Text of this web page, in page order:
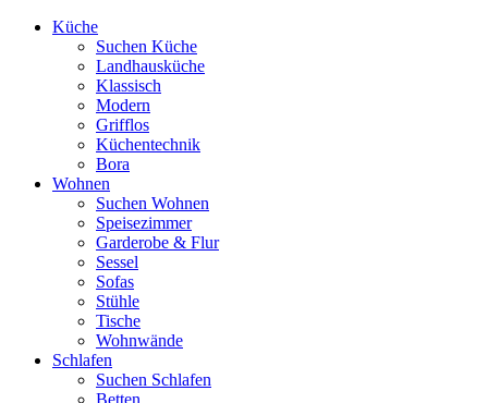
Küche
Suchen Küche
Landhausküche
Klassisch
Modern
Grifflos
Küchentechnik
Bora
Wohnen
Suchen Wohnen
Speisezimmer
Garderobe & Flur
Sessel
Sofas
Stühle
Tische
Wohnwände
Schlafen
Suchen Schlafen
Betten